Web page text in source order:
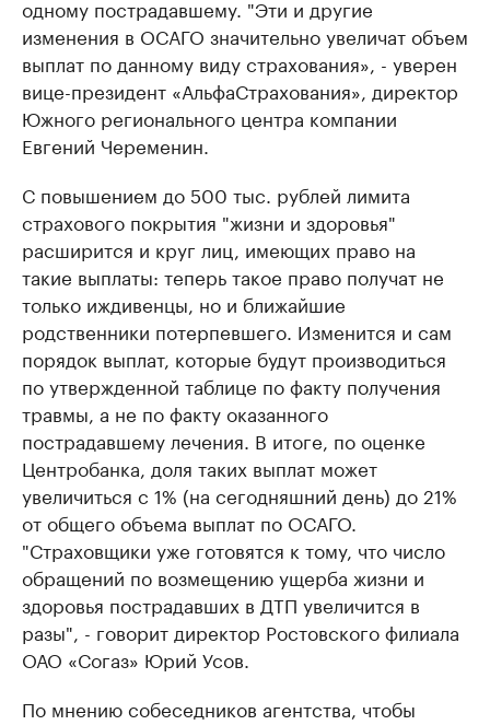
одному пострадавшему. "Эти и другие
изменения в ОСАГО значительно увеличат объем
выплат по данному виду страхования», - уверен
вице-президент «АльфаСтрахования», директор
Южного регионального центра компании
Евгений Череменин.
С повышением до 500 тыс. рублей лимита
страхового покрытия "жизни и здоровья"
расширится и круг лиц, имеющих право на
такие выплаты: теперь такое право получат не
только иждивенцы, но и ближайшие
родственники потерпевшего. Изменится и сам
порядок выплат, которые будут производиться
по утвержденной таблице по факту получения
травмы, а не по факту оказанного
пострадавшему лечения. В итоге, по оценке
Центробанка, доля таких выплат может
увеличиться с 1% (на сегодняшний день) до 21%
от общего объема выплат по ОСАГО.
"Страховщики уже готовятся к тому, что число
обращений по возмещению ущерба жизни и
здоровья пострадавших в ДТП увеличится в
разы", - говорит директор Ростовского филиала
ОАО «Согаз» Юрий Усов.
По мнению собеседников агентства, чтобы